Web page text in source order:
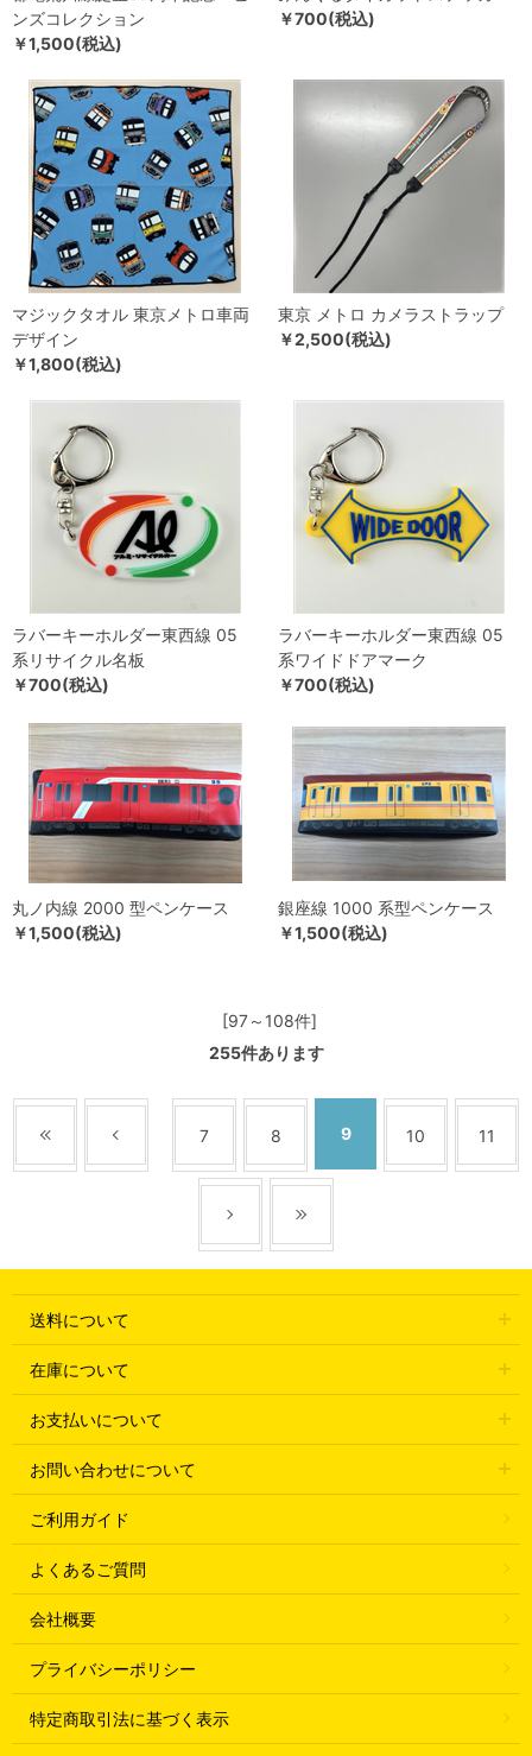
ンズコレクション
￥1,500(税込)
￥700(税込)
マジックタオル 東京メトロ車両
デザイン
￥1,800(税込)
東京 メトロ カメラストラップ
￥2,500(税込)
ラバーキーホルダー東西線 05
系リサイクル名板
￥700(税込)
ラバーキーホルダー東西線 05
系ワイドドアマーク
￥700(税込)
丸ノ内線 2000 型ペンケース
￥1,500(税込)
銀座線 1000 系型ペンケース
￥1,500(税込)
[97～108件]
255件あります
7 8 9 10 11
送料について
在庫について
お支払いについて
お問い合わせについて
ご利用ガイド
よくあるご質問
会社概要
プライバシーポリシー
特定商取引法に基づく表示